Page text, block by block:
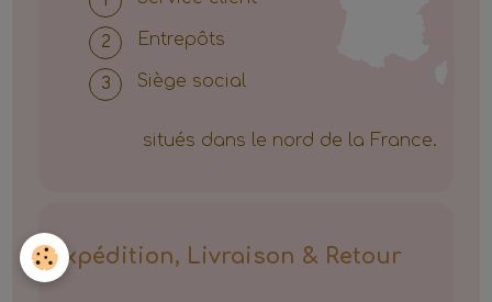
Entrepôts
Siège social
situés dans le nord de la France.
Expédition, Livraison & Retour